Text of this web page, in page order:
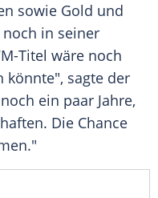
sowie Gold und
noch in seiner
Titel wäre noch
könnte", sagte der
ein paar Jahre,
. Die Chance